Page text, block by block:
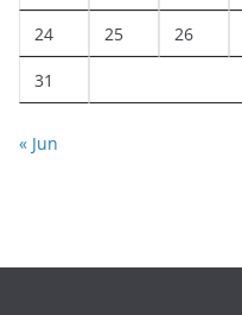
24 25 26
31
« Jun